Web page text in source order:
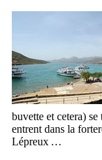
buvette et cetera)
entrent dans la
Lépreux …